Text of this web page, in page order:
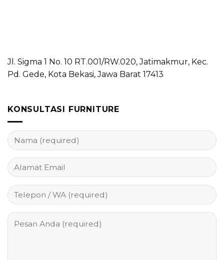
Jl. Sigma 1 No. 10 RT.001/RW.020, Jatimakmur, Kec.
Pd. Gede, Kota Bekasi, Jawa Barat 17413
KONSULTASI FURNITURE